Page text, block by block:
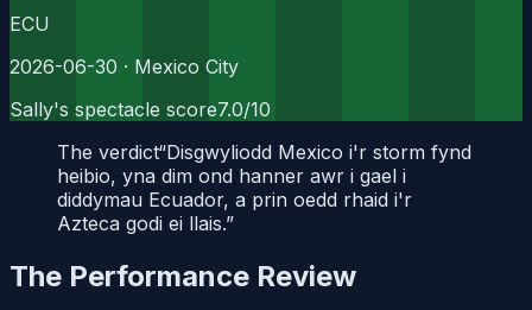
ECU
2026-06-30 · Mexico City
Sally's spectacle score7.0/10
The verdict“Disgwyliodd Mexico i'r storm fynd
heibio, yna dim ond hanner awr i gael i
diddymau Ecuador, a prin oedd rhaid i'r
Azteca godi ei llais.”
The Performance Review